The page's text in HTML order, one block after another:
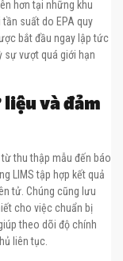
hơn tại những khu
tần suất do EPA quy
bắt đầu ngay lập tức
sự vượt quá giới hạn
và đảm
thu thập mẫu đến báo
LIMS tập hợp kết quả
tử. Chúng cũng lưu
cho việc chuẩn bị
theo dõi độ chính
liên tục.